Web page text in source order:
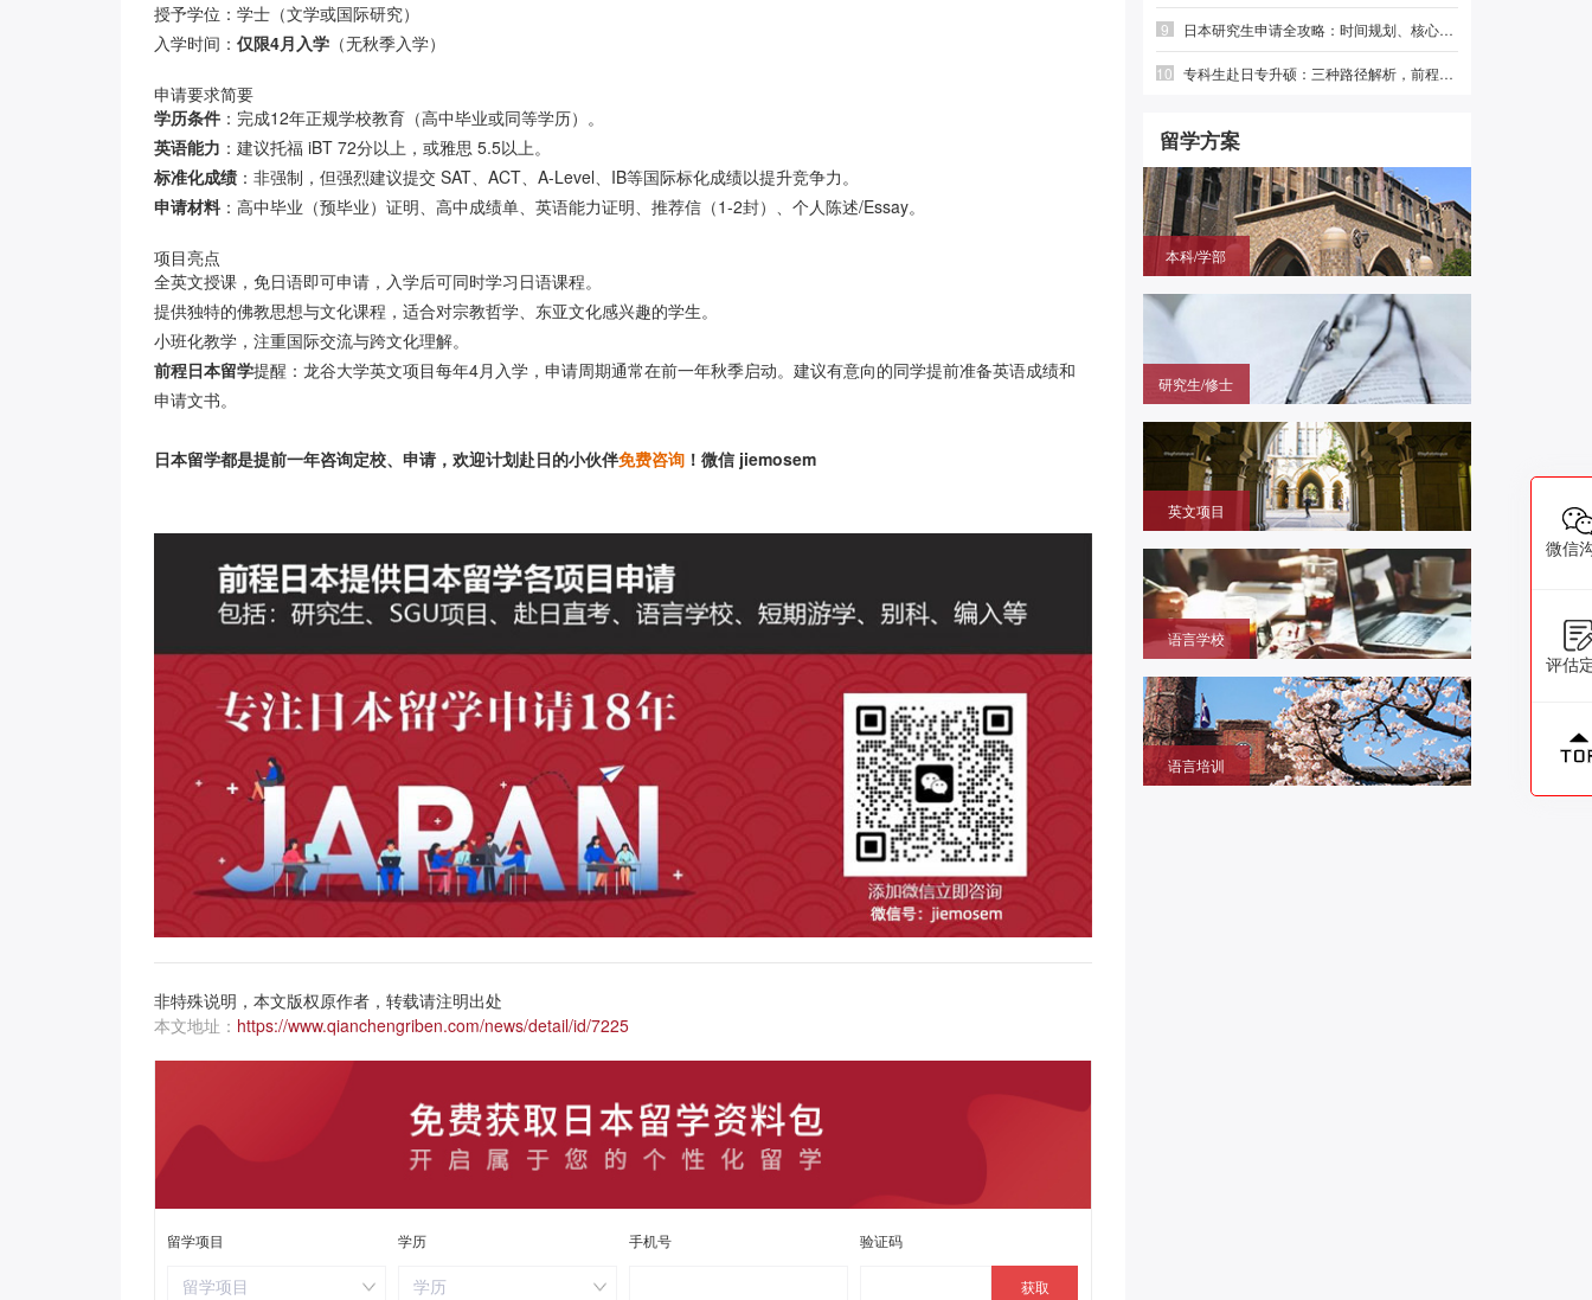
授予学位：学士（文学或国际研究）
入学时间： 仅限4月入学 （无秋季入学）
申请要求简要
学历条件 ：完成12年正规学校教育（高中毕业或同等学历）。
英语能力 ：建议托福 iBT 72分以上，或雅思 5.5以上。
标准化成绩 ：非强制，但强烈建议提交 SAT、ACT、A-Level、IB等国际标化成绩以提升竞争力。
申请材料 ：高中毕业（预毕业）证明、高中成绩单、英语能力证明、推荐信（1-2封）、个人陈述/Essay。
项目亮点
全英文授课，免日语即可申请，入学后可同时学习日语课程。
提供独特的佛教思想与文化课程，适合对宗教哲学、东亚文化感兴趣的学生。
小班化教学，注重国际交流与跨文化理解。
前程日本留学提醒：龙谷大学英文项目每年4月入学，申请周期通常在前一年秋季启动。建议有意向的同学提前准备英语成绩和
申请文书。
日本留学都是提前一年咨询定校、申请，欢迎计划赴日的小伙伴免费咨询 ！微信 jiemosem
非特殊说明，本文版权原作者，转载请注明出处
本文地址： https://www.qianchengriben.com/news/detail/id/7225
留学项目
留学项目
学历
学历
手机号 验证码
9 日本研究生申请全攻略：时间规划、核心能力与本科准备| 前程日本留学
10 专科生赴日专升硕：三种路径解析，前程日本留学助你选对赛道
留学方案
本科/学部
申请目标大学
研究生/修士
研究科就读的offer
英文项目
本大学学部/修士/博士课程
语言学校
学考试过渡阶段
语言培训
微信
评估